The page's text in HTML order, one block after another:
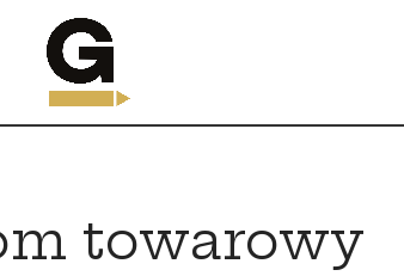
towarowy